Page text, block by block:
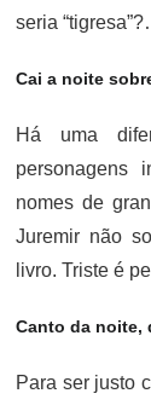
seria
Cai a noite
Há uma
personagens
nomes de
Juremir não
livro. Triste é
Canto da noite,
Para ser justo